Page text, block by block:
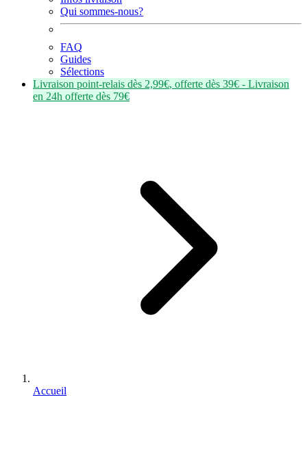
Qui sommes-nous?
FAQ
Guides
Sélections
Livraison point-relais dès 2,99€, offerte dès 39€ - Livraison
en 24h offerte dès 79€
Accueil